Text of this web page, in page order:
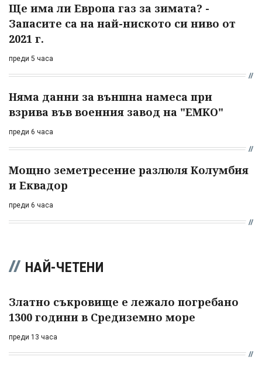
Ще има ли Европа газ за зимата? -
Запасите са на най-ниското си ниво от
2021 г.
преди 5 часа
Няма данни за външна намеса при
взрива във военния завод на "ЕМКО"
преди 6 часа
Мощно земетресение разлюля Колумбия
и Еквадор
преди 6 часа
НАЙ-ЧЕТЕНИ
Златно съкровище е лежало погребано
1300 години в Средиземно море
преди 13 часа